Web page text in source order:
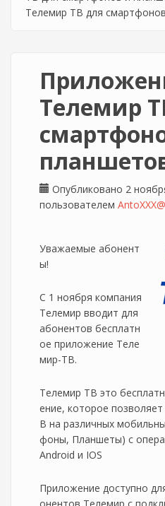
Телемир ТВ для
Телемир
Опубликовано 2
пользователем AntoXXX@
Уважаемые абонент
ы!
С 1 ноября компания
Телемир вводит для
абонентов бесплатн
ое приложение Теле
мир-ТВ.
Телемир ТВ это
ение, которое
В на различных
фоны, Планшеты) c
Android и IOS
Приложение доступно